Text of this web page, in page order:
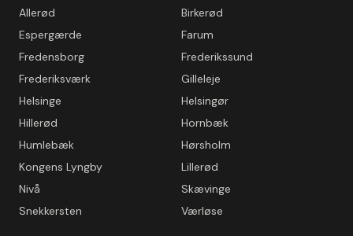
Allerød
Birkerød
Espergærde
Farum
Fredensborg
Frederikssund
Frederiksværk
Gilleleje
Helsinge
Helsingør
Hillerød
Hornbæk
Humlebæk
Hørsholm
Kongens Lyngby
Lillerød
Nivå
Skævinge
Snekkersten
Værløse